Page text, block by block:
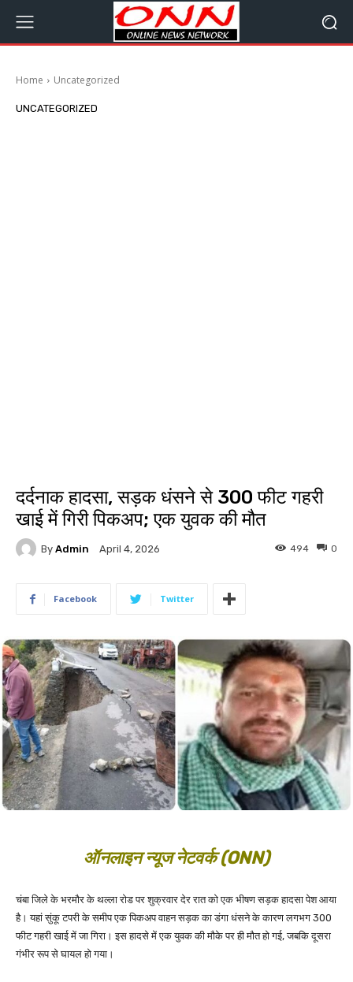
Home Uncategorized
UNCATEGORIZED
दर्दनाक हादसा, सड़क धंसने से 300 फीट गहरी
खाई में गिरी पिकअप; एक युवक की मौत
By Admin April 4, 2026 0
494
Facebook Twitter
ऑनलाइन न्यूज नेटवर्क (ONN)
चंबा जिले के भरमौर के थल्ला रोड पर शुक्रवार देर रात को एक भीषण सड़क हादसा पेश आया
है। यहां सुंकू टपरी के समीप एक पिकअप वाहन सड़क का डंगा धंसने के कारण लगभग 300
फीट गहरी खाई में जा गिरा। इस हादसे में एक युवक की मौके पर ही मौत हो गई, जबकि दूसरा
गंभीर रूप से घायल हो गया।